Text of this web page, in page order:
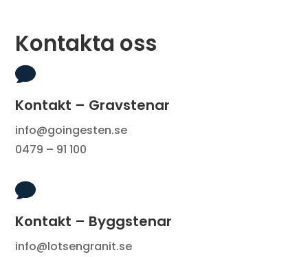
Kontakta oss

Kontakt – Gravstenar
info@goingesten.se
0479 – 91 100

Kontakt – Byggstenar
info@lotsengranit.se